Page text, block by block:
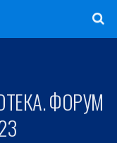
ФОРУМ